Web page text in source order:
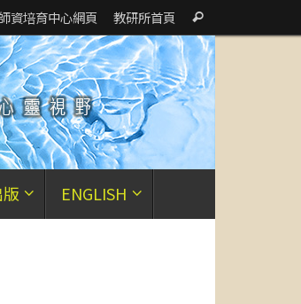
師資培育中心網頁 教研所首頁
for:
Search
ENGLISH